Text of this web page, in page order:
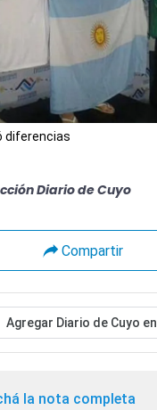
diferencias
Diario de Cuyo
Compartir
Agregar Diario de Cuyo en
la nota completa